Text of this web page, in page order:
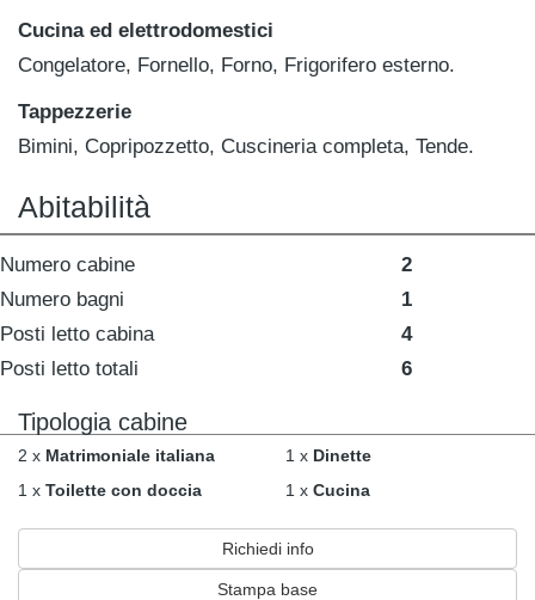
Cucina ed elettrodomestici
Congelatore, Fornello, Forno, Frigorifero esterno.
Tappezzerie
Bimini, Copripozzetto, Cuscineria completa, Tende.
Abitabilità
Numero cabine
2
Numero bagni
1
Posti letto cabina
4
Posti letto totali
6
Tipologia cabine
2 x Matrimoniale italiana 1 x Dinette
1 x Toilette con doccia 1 x Cucina
Richiedi info
Stampa base